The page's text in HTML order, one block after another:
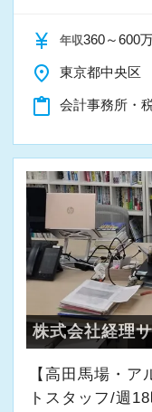
currency_yen 年収360～600
place 東京都中央区
content_paste 会計事務所・
株式会社経理
【高田馬場・
トスタッフ/週